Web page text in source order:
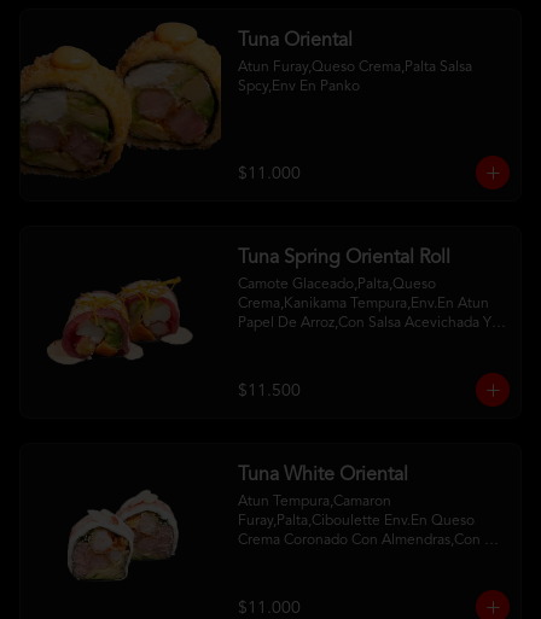
Tuna Oriental
Atun Furay,Queso Crema,Palta Salsa
Spcy,Env En Panko
$11.000
Tuna Spring Oriental Roll
Camote Glaceado,Palta,Queso
Crema,Kanikama Tempura,Env.En Atun
Papel De Arroz,Con Salsa Acevichada Y
$11.500
Tuna White Oriental
Atun Tempura,Camaron
Furay,Palta,Ciboulette Env.En Queso
Crema Coronado Con Almendras,Con
$11.000